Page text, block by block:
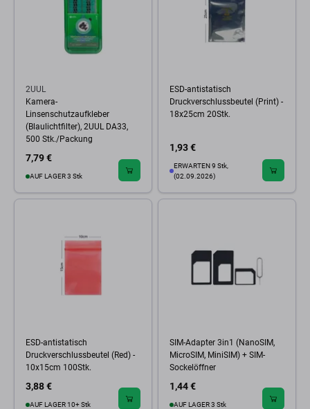
2UUL
Kamera-
Linsenschutzaufkleber
(Blaulichtfilter), 2UUL DA33,
500 Stk./Packung
7,79 €
AUF LAGER 3 Stk
ESD-antistatisch
Druckverschlussbeutel (Print) -
18x25cm 20Stk.
1,93 €
ERWARTEN 9 Stk,
(02.09.2026)
ESD-antistatisch
Druckverschlussbeutel (Red) -
10x15cm 100Stk.
3,88 €
AUF LAGER 10+ Stk
SIM-Adapter 3in1 (NanoSIM,
MicroSIM, MiniSIM) + SIM-
Sockelöffner
1,44 €
AUF LAGER 3 Stk